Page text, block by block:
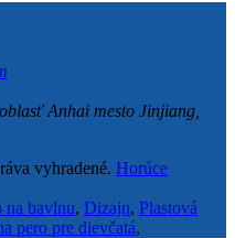
Anhai mesto Jinjiang,
vyhradené. Horúce
na bavlnu, Dizajn, Plastová
pero pre dievčatá,